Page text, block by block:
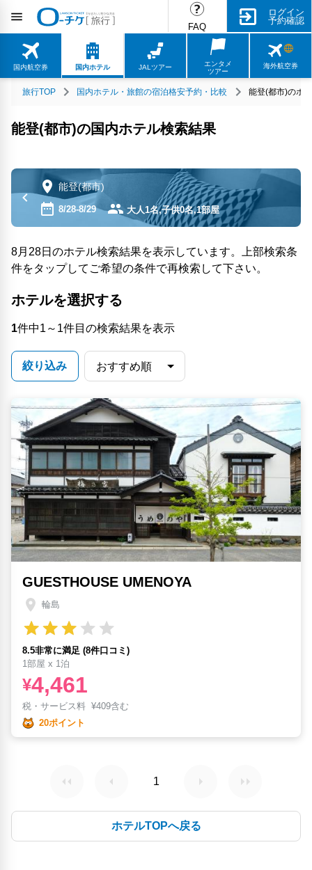
FAQ
ログイン
予約確認
国内航空券 国内ホテル JALツアー
エンタメ
ツアー
海外航空券
旅行TOP 国内ホテル・旅館の宿泊格安予約・比較 能登(都市)のホ
能登(都市)の国内ホテル検索結果
能登(都市)
8/28-8/29 大人1名,子供0名,1部屋
8月28日のホテル検索結果を表示しています。上部検索条
件をタップしてご希望の条件で再検索して下さい。
ホテルを選択する
1件中1～1件目の検索結果を表示
絞り込み
GUESTHOUSE UMENOYA
輪島
8.5非常に満足 (8件口コミ)
1部屋 x 1泊
¥4,461
税・サービス料 ¥409含む
20ポイント
1
ホテルTOPへ戻る